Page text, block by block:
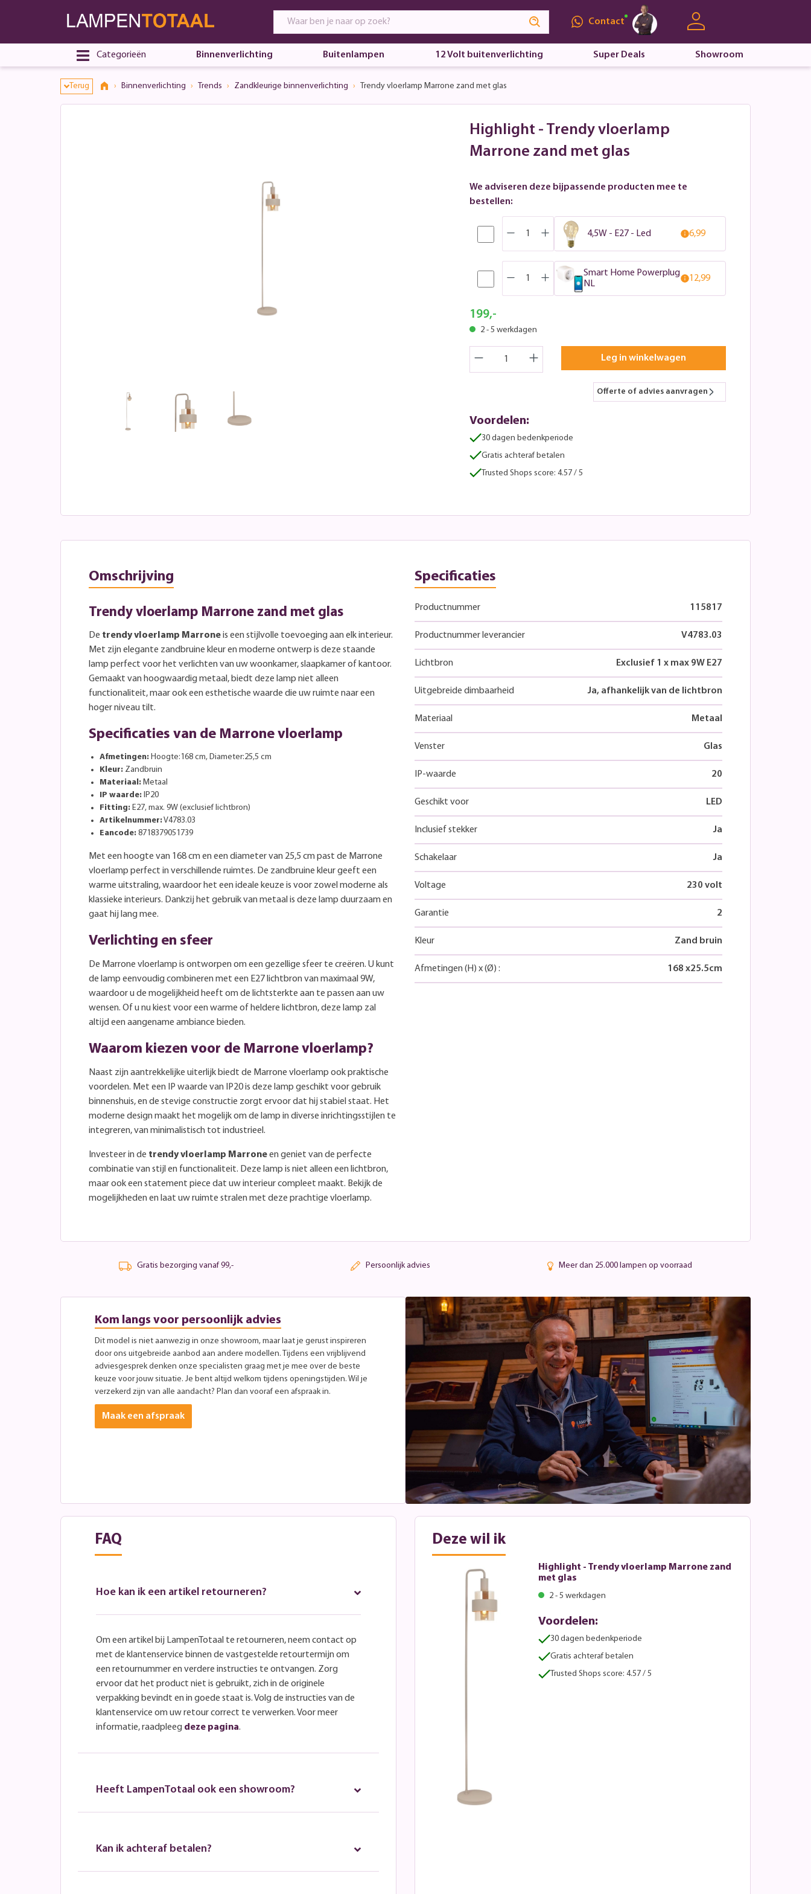
Contact
Categorieën Binnenverlichting Buitenlampen 12 Volt buitenverlichting Super Deals Showroom
Terug Binnenverlichting Trends Zandkleurige binnenverlichting Trendy vloerlamp Marrone zand met glas
Highlight - Trendy vloerlamp
Marrone zand met glas
We adviseren deze bijpassende producten mee te
bestellen:
4,5W - E27 - Led 6,99
Smart Home Powerplug
NL
12,99
199,-
2 - 5 werkdagen
Leg in winkelwagen
Offerte of advies aanvragen
Voordelen:
30 dagen bedenkperiode
Gratis achteraf betalen
Trusted Shops score: 4.57 / 5
Omschrijving
Trendy vloerlamp Marrone zand met glas
De trendy vloerlamp Marroneis een stijlvolle toevoeging aan elk interieur.
Met zijn elegante zandbruine kleur en moderne ontwerp is deze staande
lamp perfect voor het verlichten van uw woonkamer, slaapkamer of kantoor.
Gemaakt van hoogwaardig metaal, biedt deze lamp niet alleen
functionaliteit, maar ook een esthetische waarde die uw ruimte naar een
hoger niveau tilt.
Specificaties van de Marrone vloerlamp
Afmetingen: Hoogte:168 cm, Diameter:25,5 cm
Kleur: Zandbruin
Materiaal: Metaal
IP waarde: IP20
Fitting: E27, max. 9W (exclusief lichtbron)
Artikelnummer:V4783.03
Eancode: 8718379051739
Met een hoogte van 168 cm en een diameter van 25,5 cm past de Marrone
vloerlamp perfect in verschillende ruimtes. De zandbruine kleur geeft een
warme uitstraling, waardoor het een ideale keuze is voor zowel moderne als
klassieke interieurs. Dankzij het gebruik van metaal is deze lamp duurzaam en
gaat hij lang mee.
Verlichting en sfeer
De Marrone vloerlamp is ontworpen om een gezellige sfeer te creëren. U kunt
de lamp eenvoudig combineren met een E27 lichtbron van maximaal 9W,
waardoor u de mogelijkheid heeft om de lichtsterkte aan te passen aan uw
wensen. Of u nu kiest voor een warme of heldere lichtbron, deze lamp zal
altijd een aangename ambiance bieden.
Waarom kiezen voor de Marrone vloerlamp?
Naast zijn aantrekkelijke uiterlijk biedt de Marrone vloerlamp ook praktische
voordelen. Met een IP waarde van IP20 is deze lamp geschikt voor gebruik
binnenshuis, en de stevige constructie zorgt ervoor dat hij stabiel staat. Het
moderne design maakt het mogelijk om de lamp in diverse inrichtingsstijlen te
integreren, van minimalistisch tot industrieel.
Investeer in de trendy vloerlamp Marroneen geniet van de perfecte
combinatie van stijl en functionaliteit. Deze lamp is niet alleen een lichtbron,
maar ook een statement piece dat uw interieur compleet maakt. Bekijk de
mogelijkheden en laat uw ruimte stralen met deze prachtige vloerlamp.
Specificaties
Productnummer 115817
Productnummer leverancier V4783.03
Lichtbron Exclusief 1 x max 9W E27
Uitgebreide dimbaarheid Ja, afhankelijk van de lichtbron
Materiaal Metaal
Venster Glas
IP-waarde 20
Geschikt voor LED
Inclusief stekker Ja
Schakelaar Ja
Voltage 230 volt
Garantie 2
Kleur Zand bruin
Afmetingen (H) x(Ø) : 168 x25.5cm
Gratis bezorging vanaf 99,- Persoonlijk advies Meer dan 25.000 lampen op voorraad
Kom langs voor persoonlijk advies
Dit model is niet aanwezig in onze showroom, maar laat je gerust inspireren
door ons uitgebreide aanbod aan andere modellen. Tijdens een vrijblijvend
adviesgesprek denken onze specialisten graag met je mee over de beste
keuze voor jouw situatie. Je bent altijd welkom tijdens openingstijden. Wil je
verzekerd zijn van alle aandacht? Plan dan vooraf een afspraak in.
Maak een afspraak
FAQ
Hoe kan ik een artikel retourneren?
Om een artikel bij LampenTotaal te retourneren, neem contact op
met de klantenservice binnen de vastgestelde retourtermijn om
een retournummer en verdere instructies te ontvangen. Zorg
ervoor dat het product niet is gebruikt, zich in de originele
verpakking bevindt en in goede staat is. Volg de instructies van de
klantenservice om uw retour correct te verwerken. Voor meer
informatie, raadpleeg deze pagina.
Heeft LampenTotaal ook een showroom?
Kan ik achteraf betalen?
Deze wil ik
Highlight - Trendy vloerlamp Marrone zand
met glas
2 - 5 werkdagen
Voordelen:
30 dagen bedenkperiode
Gratis achteraf betalen
Trusted Shops score: 4.57 / 5